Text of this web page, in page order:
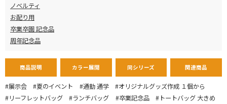
Ｌ
ノベルティ
お配り用
卒業卒園 記念品
周年記念品
商品説明 カラー展開 同シリーズ 関連商品
#展示会 #夏のイベント #通勤 通学
#オリジナルグッズ作成 １個から
#リーフレットバッグ
#ランチバッグ #卒業記念品
#トートバッグ 大きめ